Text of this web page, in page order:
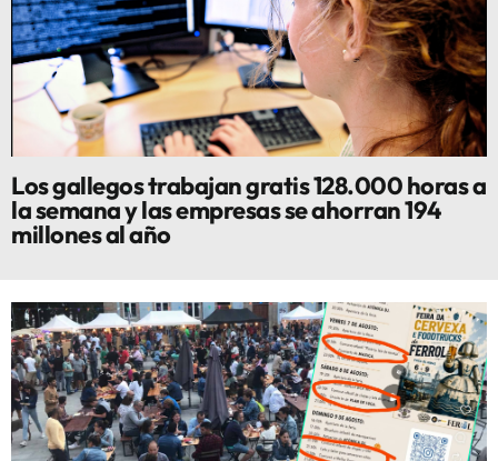
Los gallegos trabajan gratis 128.000 horas a
la semana y las empresas se ahorran 194
millones al año